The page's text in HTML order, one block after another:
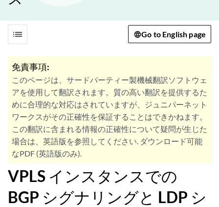
list Go to English page
免責事項:
このページは、サードパーティー製機械翻訳ソフトウェ
アを使用して翻訳されます。質の高い翻訳を提供するた
めに合理的な対応はされていますが、ジュニパーネット
ワークスがその正確性を保証することはできかねます。
この翻訳に含まれる情報の正確性について疑問が生じた
場合は、英語版を参照してください. ダウンロード可能
なPDF (英語版のみ).
VPLS インスタンスでの
BGP シグナリングと LDP シ